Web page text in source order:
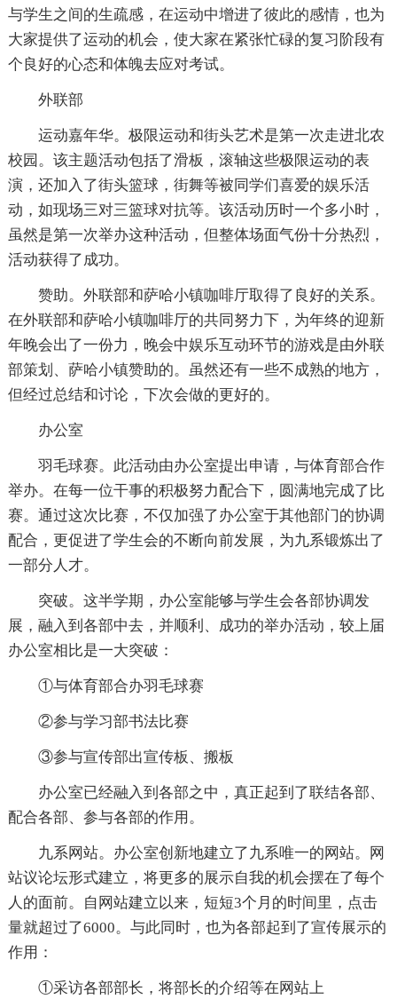
与学生之间的生疏感，在运动中增进了彼此的感情，也为
大家提供了运动的机会，使大家在紧张忙碌的复习阶段有
个良好的心态和体魄去应对考试。
外联部
运动嘉年华。极限运动和街头艺术是第一次走进北农
校园。该主题活动包括了滑板，滚轴这些极限运动的表
演，还加入了街头篮球，街舞等被同学们喜爱的娱乐活
动，如现场三对三篮球对抗等。该活动历时一个多小时，
虽然是第一次举办这种活动，但整体场面气份十分热烈，
活动获得了成功。
赞助。外联部和萨哈小镇咖啡厅取得了良好的关系。
在外联部和萨哈小镇咖啡厅的共同努力下，为年终的迎新
年晚会出了一份力，晚会中娱乐互动环节的游戏是由外联
部策划、萨哈小镇赞助的。虽然还有一些不成熟的地方，
但经过总结和讨论，下次会做的更好的。
办公室
羽毛球赛。此活动由办公室提出申请，与体育部合作
举办。在每一位干事的积极努力配合下，圆满地完成了比
赛。通过这次比赛，不仅加强了办公室于其他部门的协调
配合，更促进了学生会的不断向前发展，为九系锻炼出了
一部分人才。
突破。这半学期，办公室能够与学生会各部协调发
展，融入到各部中去，并顺利、成功的举办活动，较上届
办公室相比是一大突破：
①与体育部合办羽毛球赛
②参与学习部书法比赛
③参与宣传部出宣传板、搬板
办公室已经融入到各部之中，真正起到了联结各部、
配合各部、参与各部的作用。
九系网站。办公室创新地建立了九系唯一的网站。网
站议论坛形式建立，将更多的展示自我的机会摆在了每个
人的面前。自网站建立以来，短短3个月的时间里，点击
量就超过了6000。与此同时，也为各部起到了宣传展示的
作用：
①采访各部部长，将部长的介绍等在网站上